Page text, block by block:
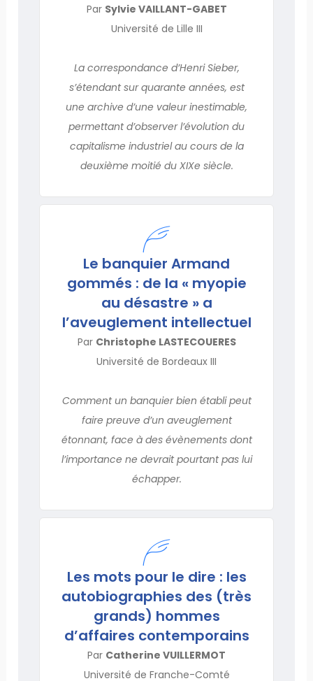
Par Sylvie VAILLANT-GABET
Université de Lille III
La correspondance d’Henri Sieber,
s’étendant sur quarante années, est
une archive d’une valeur inestimable,
permettant d’observer l’évolution du
capitalisme industriel au cours de la
deuxième moitié du XIXe siècle.
Le banquier Armand
gommés : de la « myopie
au désastre » a
l’aveuglement intellectuel
Par Christophe LASTECOUERES
Université de Bordeaux III
Comment un banquier bien établi peut
faire preuve d’un aveuglement
étonnant, face à des évènements dont
l’importance ne devrait pourtant pas lui
échapper.
Les mots pour le dire : les
autobiographies des (très
grands) hommes
d’affaires contemporains
Par Catherine VUILLERMOT
Université de Franche-Comté